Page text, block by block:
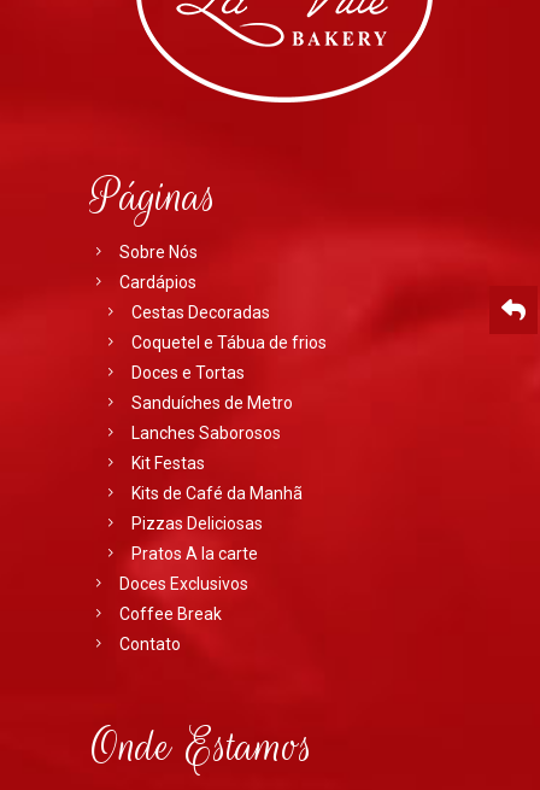
Páginas
Sobre Nós
Cardápios
Cestas Decoradas
Coquetel e Tábua de frios
Doces e Tortas
Sanduíches de Metro
Lanches Saborosos
Kit Festas
Kits de Café da Manhã
Pizzas Deliciosas
Pratos A la carte
Doces Exclusivos
Coffee Break
Contato
Onde Estamos